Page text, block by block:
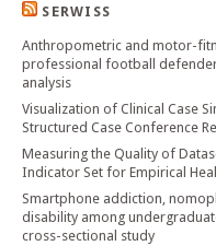
SERWISS
Anthropometric and motor-
professional football
analysis
Visualization of Clinical Case
Structured Case Conference
Measuring the Quality of
Indicator Set for Empirical
Smartphone addiction,
disability among
cross-sectional study